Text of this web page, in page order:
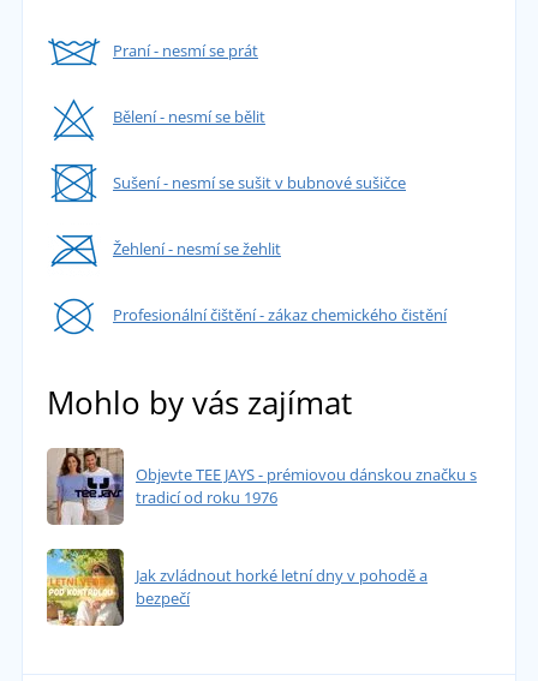
Praní - nesmí se prát
Bělení - nesmí se bělit
Sušení - nesmí se sušit v bubnové sušičce
Žehlení - nesmí se žehlit
Profesionální čištění - zákaz chemického čistění
Mohlo by vás zajímat
Objevte TEE JAYS - prémiovou dánskou značku s
tradicí od roku 1976
Jak zvládnout horké letní dny v pohodě a
bezpečí